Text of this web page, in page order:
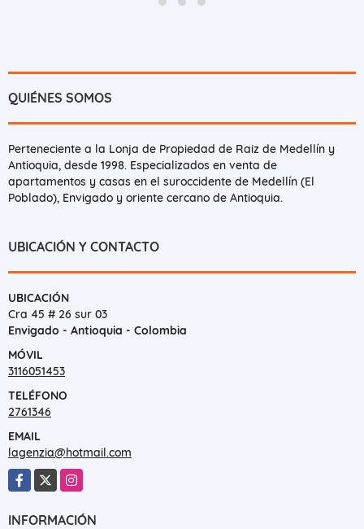
QUIÉNES SOMOS
Perteneciente a la Lonja de Propiedad de Raiz de Medellín y
Antioquia, desde 1998. Especializados en venta de
apartamentos y casas en el suroccidente de Medellín (El
Poblado), Envigado y oriente cercano de Antioquia.
UBICACIÓN Y CONTACTO
UBICACIÓN
Cra 45 # 26 sur 03
Envigado - Antioquia - Colombia
MÓVIL
3116051453
TELÉFONO
2761346
EMAIL
lagenzia@hotmail.com
Facebook
X Instagram
INFORMACIÓN